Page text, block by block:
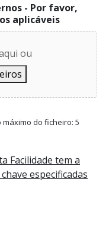
- Por favor,
aplicáveis
ou
do ficheiro: 5
Facilidade tem a
especificadas